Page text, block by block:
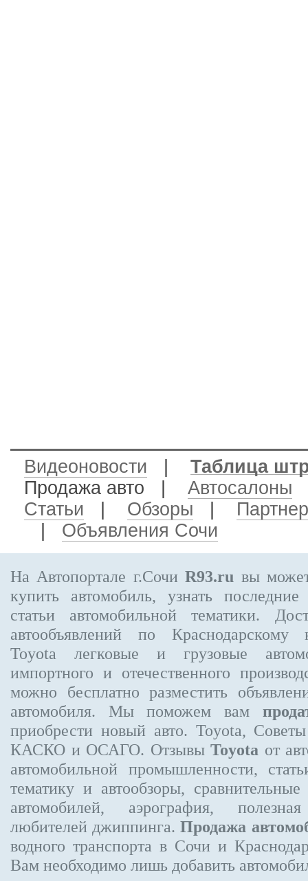
Видеоновости
Таблица
Продажа авто
Автосалоны
Статьи
Обзоры
Объявления Сочи
На Автопортале г.СочиR93.ru вы
купить автомобиль, узнать
статьи автомобильной тематики.
автообъявлений по
Toyota легковые и грузовые
импортного и отечественного
можно бесплатно разместить
автомобиля. Мы поможем вам
приобрести новый авто. Toyota,
КАСКО и ОСАГО. ОтзывыToyota от
автомобильной промышленности,
тематику и автообзоры,
автомобилей, аэрография,
любителей джиппинга.Продажа
водного транспорта в Сочи и
Вам необходимо лишь добавить